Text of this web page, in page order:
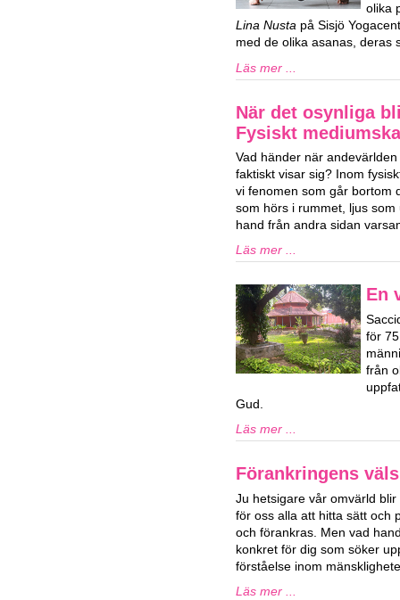
olika
Lina Nusta på Sisjö
med de olika asanas, deras
Läs mer ...
När det osynliga
Fysiskt
Vad händer när
faktiskt visar sig? Inom
vi fenomen som går bortom
som hörs i rummet, ljus
hand från andra sidan
Läs mer ...
En
för
från
Gud.
Läs mer ...
Förankringens
Ju hetsigare vår omvärld
för oss alla att hitta sätt och
och förankras. Men vad
konkret för dig som söker
förståelse inom
Läs mer ...